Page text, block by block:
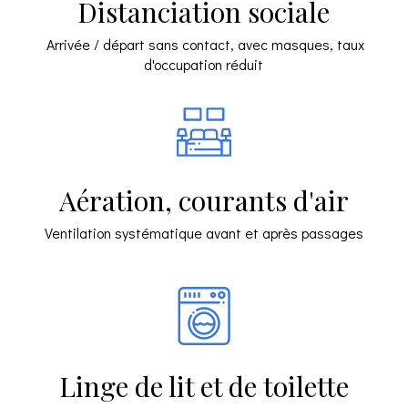
Distanciation sociale
Arrivée / départ sans contact, avec masques, taux
d'occupation réduit
Aération, courants d'air
Ventilation systématique avant et après passages
Linge de lit et de toilette